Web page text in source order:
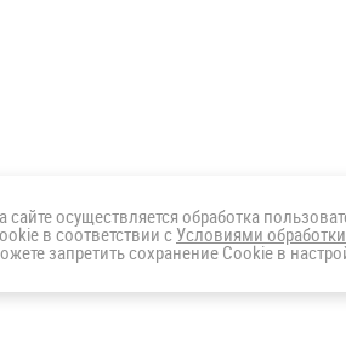
сайте осуществляется обработка
в соответствии с Условиями
запретить сохранение Cookie в